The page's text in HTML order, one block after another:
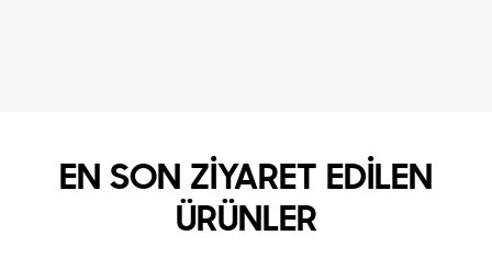
EN SON ZİYARET EDİLEN
ÜRÜNLER